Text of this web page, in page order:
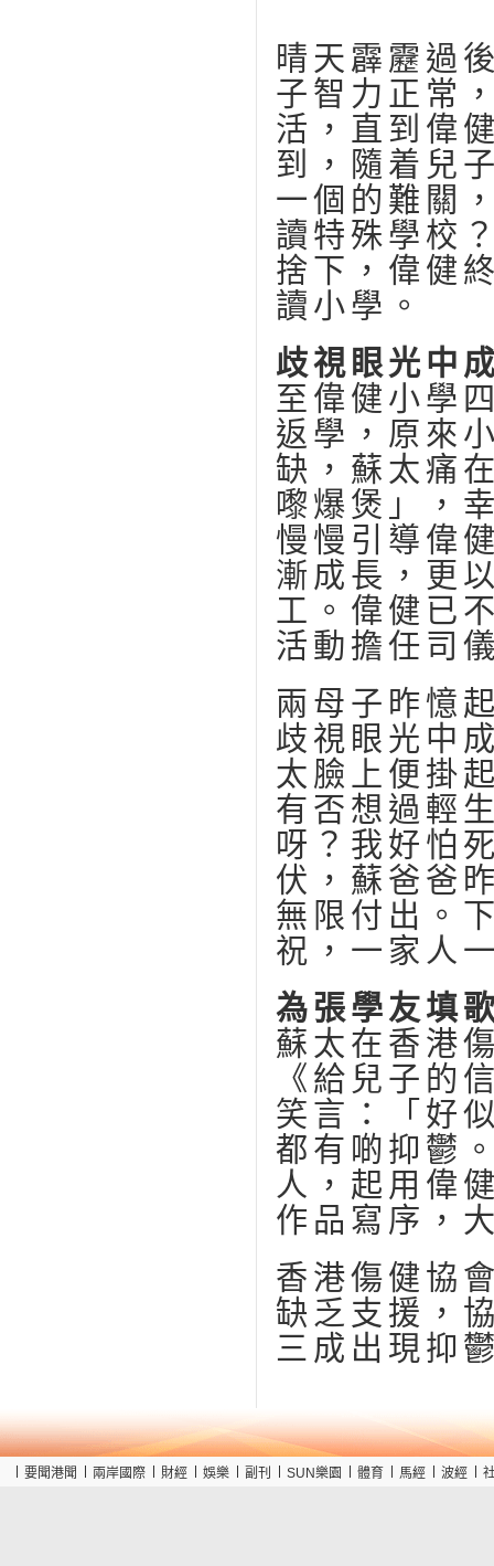
晴天霹靂過
子智力正常
活，直到偉
到，隨着兒
一個的難關
讀特殊學校
捨下，偉健
讀小學。
歧視眼光中
至偉健小學
返學，原來
缺，蘇太痛
嚟爆煲」，
慢慢引導偉
漸成長，更
工。偉健已
活動擔任司
兩母子昨憶
歧視眼光中
太臉上便掛
有否想過輕
呀？我好怕
伏，蘇爸爸
無限付出。
祝，一家人
為張學友填
蘇太在香港
《給兒子的
笑言：「好
都有啲抑鬱
人，起用偉
作品寫序，
香港傷健協
缺乏支援，
三成出現抑
要聞港聞 兩岸國際 財經 娛樂 副刊 SUN樂園 體育 馬經 波經